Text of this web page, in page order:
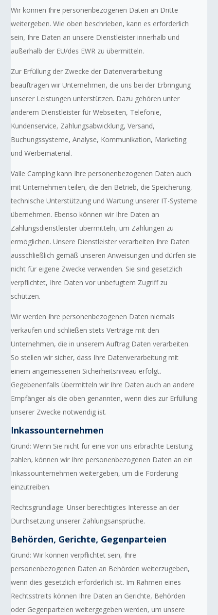
Wir können Ihre personenbezogenen Daten an Dritte
weitergeben. Wie oben beschrieben, kann es erforderlich
sein, Ihre Daten an unsere Dienstleister innerhalb und
außerhalb der EU/des EWR zu übermitteln.
Zur Erfüllung der Zwecke der Datenverarbeitung
beauftragen wir Unternehmen, die uns bei der Erbringung
unserer Leistungen unterstützen. Dazu gehören unter
anderem Dienstleister für Webseiten, Telefonie,
Kundenservice, Zahlungsabwicklung, Versand,
Buchungssysteme, Analyse, Kommunikation, Marketing
und Werbematerial.
Valle Camping kann Ihre personenbezogenen Daten auch
mit Unternehmen teilen, die den Betrieb, die Speicherung,
technische Unterstützung und Wartung unserer IT-Systeme
übernehmen. Ebenso können wir Ihre Daten an
Zahlungsdienstleister übermitteln, um Zahlungen zu
ermöglichen. Unsere Dienstleister verarbeiten Ihre Daten
ausschließlich gemäß unseren Anweisungen und dürfen sie
nicht für eigene Zwecke verwenden. Sie sind gesetzlich
verpflichtet, Ihre Daten vor unbefugtem Zugriff zu
schützen.
Wir werden Ihre personenbezogenen Daten niemals
verkaufen und schließen stets Verträge mit den
Unternehmen, die in unserem Auftrag Daten verarbeiten.
So stellen wir sicher, dass Ihre Datenverarbeitung mit
einem angemessenen Sicherheitsniveau erfolgt.
Gegebenenfalls übermitteln wir Ihre Daten auch an andere
Empfänger als die oben genannten, wenn dies zur Erfüllung
unserer Zwecke notwendig ist.
Inkassounternehmen
Grund: Wenn Sie nicht für eine von uns erbrachte Leistung
zahlen, können wir Ihre personenbezogenen Daten an ein
Inkassounternehmen weitergeben, um die Forderung
einzutreiben.
Rechtsgrundlage: Unser berechtigtes Interesse an der
Durchsetzung unserer Zahlungsansprüche.
Behörden, Gerichte, Gegenparteien
Grund: Wir können verpflichtet sein, Ihre
personenbezogenen Daten an Behörden weiterzugeben,
wenn dies gesetzlich erforderlich ist. Im Rahmen eines
Rechtsstreits können Ihre Daten an Gerichte, Behörden
oder Gegenparteien weitergegeben werden, um unsere